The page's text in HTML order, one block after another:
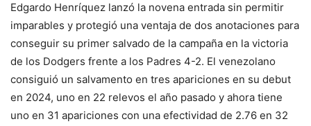
Edgardo Henríquez lanzó la novena entrada sin permitir
imparables y protegió una ventaja de dos anotaciones para
conseguir su primer salvado de la campaña en la victoria
de los Dodgers frente a los Padres 4-2. El venezolano
consiguió un salvamento en tres apariciones en su debut
en 2024, uno en 22 relevos el año pasado y ahora tiene
uno en 31 apariciones con una efectividad de 2.76 en 32